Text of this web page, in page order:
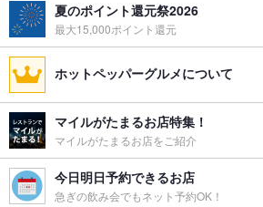
夏のポイント還元祭2026
最大15,000ポイント還元
ホットペッパーグルメについて
マイルがたまるお店特集！
マイルがたまるお店をご紹介
今日明日予約できるお店
急ぎの飲み会でもネット予約OK！